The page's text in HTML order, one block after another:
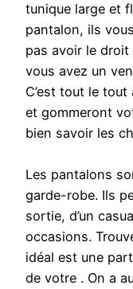
tunique large et
pantalon, ils
pas avoir le
vous avez un
C’est tout le
et gommeront
bien savoir les
Les pantalons
garde-robe. Ils
sortie, d’un
occasions.
idéal est une
de votre . On a